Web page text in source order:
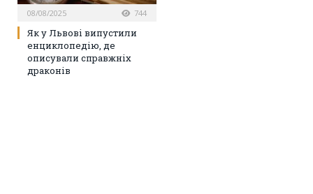
08/08/2025 744
Як у Львові випустили
енциклопедію, де
описували справжніх
драконів